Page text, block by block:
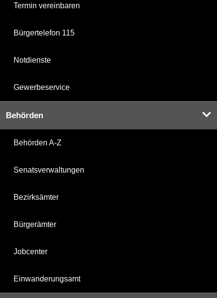
Termin vereinbaren
Bürgertelefon 115
Notdienste
Gewerbeservice
Behörden
Behörden A-Z
Senatsverwaltungen
Bezirksämter
Bürgerämter
Jobcenter
Einwanderungsamt